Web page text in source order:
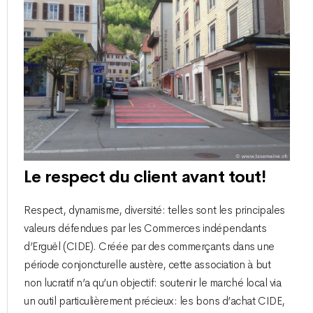
Le respect du client avant tout!
Respect, dynamisme, diversité: telles sont les principales
valeurs défendues par les Commerces indépendants
d’Erguël (CIDE). Créée par des commerçants dans une
période conjoncturelle austère, cette association à but
non lucratif n’a qu’un objectif: soutenir le marché local via
un outil particulièrement précieux: les bons d’achat CIDE,